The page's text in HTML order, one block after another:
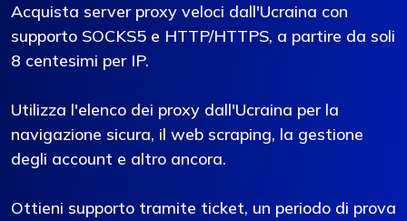
Acquista server proxy veloci dall'Ucraina con
supporto SOCKS5 e HTTP/HTTPS, a partire da soli
8 centesimi per IP.
Utilizza l'elenco dei proxy dall'Ucraina per la
navigazione sicura, il web scraping, la gestione
degli account e altro ancora.
Ottieni supporto tramite ticket, un periodo di prova